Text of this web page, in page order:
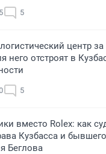
5
центр
него отстроят в
5
вместо Rolex: как
Кузбасса и
Беглова